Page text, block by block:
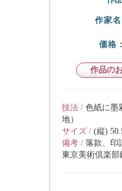
作家名
価格：
作品の
技法 / 色紙に
地）
サイズ / (縦)
備考 / 落款、印
東京美術倶楽部